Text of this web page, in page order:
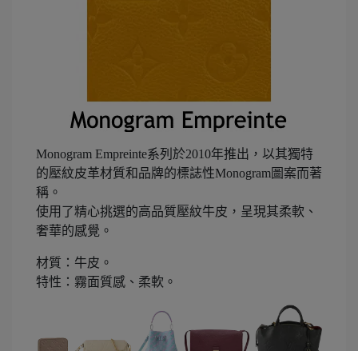
Monogram Empreinte系列於2010年推出，以其獨特
的壓紋皮革材質和品牌的標誌性Monogram圖案而著
稱。
使用了精心挑選的高品質壓紋牛皮，呈現其柔軟、
奢華的感覺。
材質：牛皮。
特性：霧面質感、柔軟。